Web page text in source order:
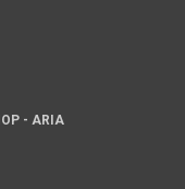
- ARIA